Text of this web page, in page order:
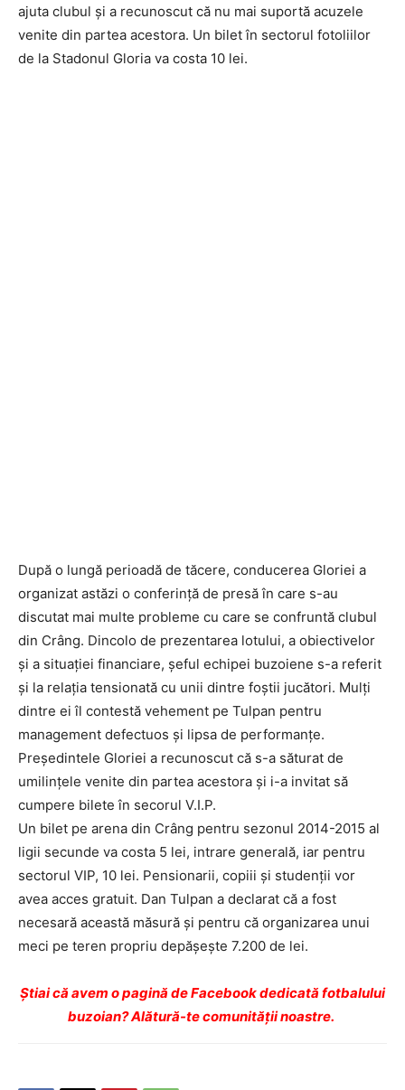
ajuta clubul și a recunoscut că nu mai suportă acuzele
venite din partea acestora. Un bilet în sectorul fotoliilor
de la Stadonul Gloria va costa 10 lei.
După o lungă perioadă de tăcere, conducerea Gloriei a
organizat astăzi o conferință de presă în care s-au
discutat mai multe probleme cu care se confruntă clubul
din Crâng. Dincolo de prezentarea lotului, a obiectivelor
și a situației financiare, șeful echipei buzoiene s-a referit
și la relația tensionată cu unii dintre foștii jucători. Mulți
dintre ei îl contestă vehement pe Tulpan pentru
management defectuos și lipsa de performanțe.
Președintele Gloriei a recunoscut că s-a săturat de
umilințele venite din partea acestora și i-a invitat să
cumpere bilete în secorul V.I.P.
Un bilet pe arena din Crâng pentru sezonul 2014-2015 al
ligii secunde va costa 5 lei, intrare generală, iar pentru
sectorul VIP, 10 lei. Pensionarii, copiii și studenții vor
avea acces gratuit. Dan Tulpan a declarat că a fost
necesară această măsură și pentru că organizarea unui
meci pe teren propriu depășește 7.200 de lei.
Ştiai că avem o pagină de Facebook dedicată fotbalului
buzoian? Alătură-te comunității noastre.